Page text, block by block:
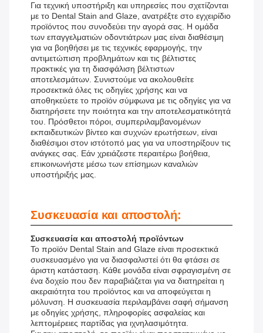
Για τεχνική υποστήριξη και υπηρεσίες που σχετίζονται
με το Dental Stain and Glaze, ανατρέξτε στο εγχειρίδιο
προϊόντος που συνοδεύει την αγορά σας. Η ομάδα
των επαγγελματιών οδοντιάτρων μας είναι διαθέσιμη
για να βοηθήσει με τις τεχνικές εφαρμογής, την
αντιμετώπιση προβλημάτων και τις βέλτιστες
πρακτικές για τη διασφάλιση βέλτιστων
αποτελεσμάτων. Συνιστούμε να ακολουθείτε
προσεκτικά όλες τις οδηγίες χρήσης και να
αποθηκεύετε το προϊόν σύμφωνα με τις οδηγίες για να
διατηρήσετε την ποιότητα και την αποτελεσματικότητά
του. Πρόσθετοι πόροι, συμπεριλαμβανομένων
εκπαιδευτικών βίντεο και συχνών ερωτήσεων, είναι
διαθέσιμοι στον ιστότοπό μας για να υποστηρίξουν τις
ανάγκες σας. Εάν χρειάζεστε περαιτέρω βοήθεια,
επικοινωνήστε μέσω των επίσημων καναλιών
υποστήριξής μας.
Συσκευασία και αποστολή:
Συσκευασία και αποστολή προϊόντων
Το προϊόν Dental Stain and Glaze είναι προσεκτικά
συσκευασμένο για να διασφαλιστεί ότι θα φτάσει σε
άριστη κατάσταση. Κάθε μονάδα είναι σφραγισμένη σε
ένα δοχείο που δεν παραβιάζεται για να διατηρείται η
ακεραιότητα του προϊόντος και να αποφεύγεται η
μόλυνση. Η συσκευασία περιλαμβάνει σαφή σήμανση
με οδηγίες χρήσης, πληροφορίες ασφαλείας και
λεπτομέρειες παρτίδας για ιχνηλασιμότητα.